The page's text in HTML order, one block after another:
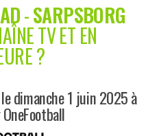
-SARPSBORG
TV ET EN
?
dimanche 1 juin 2025 à